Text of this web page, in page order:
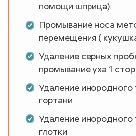
помощи шприца)
Промывание носа
перемещения (
Удаление серных
промывание уха 1
Удаление инородного
гортани
Удаление инородного
глотки